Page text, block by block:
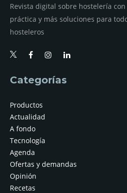
Revista digital sobre hostelería
práctica y más soluciones para
hosteleros
Categorías
Productos
Actualidad
A fondo
Tecnología
Agenda
Ofertas y demandas
Opinión
Recetas